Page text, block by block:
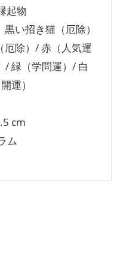
起物
い招き猫（厄除）
除）/ 赤（人気運
/ 緑（学問運）/ 白
運）
cm
ム